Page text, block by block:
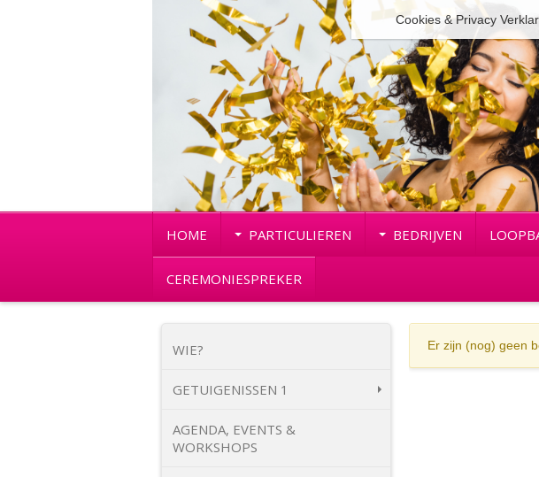
HOME PARTICULIEREN BEDRIJVEN
CEREMONIESPREKER
Er zijn (nog) geen
WIE?
GETUIGENISSEN 1
AGENDA, EVENTS &
WORKSHOPS
Cookies & Privacy